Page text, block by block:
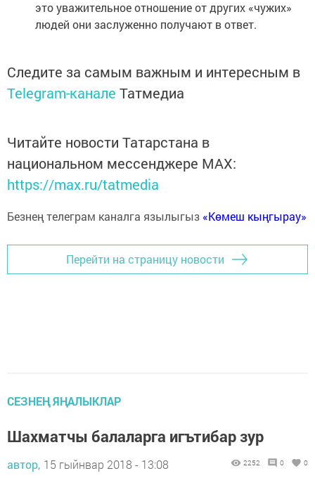
это уважительное отношение от других «чужих»
людей они заслуженно получают в ответ.
Следите за самым важным и интересным в
Telegram-канале Татмедиа
Читайте новости Татарстана в
национальном мессенджере MАХ:
https://max.ru/tatmedia
Безнең телеграм каналга язылыгыз «Көмеш кыңгырау»
Перейти на страницу новости
СЕЗНЕҢ ЯҢАЛЫКЛАР
Шахматчы балаларга игътибар зур
автор, 15 гыйнвар 2018 - 13:08 2252 0 0